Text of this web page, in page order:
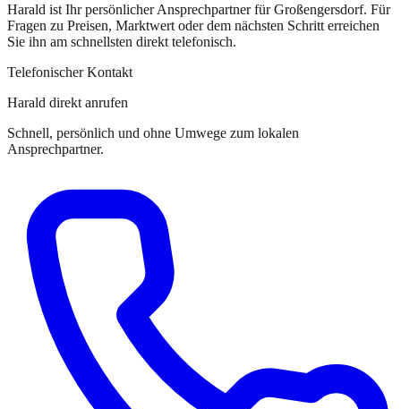
Harald ist Ihr persönlicher Ansprechpartnerfür Großengersdorf. Für
Fragen zu Preisen, Marktwert oder dem nächsten Schritt erreichen
Sie ihn am schnellsten direkt telefonisch.
Telefonischer Kontakt
Harald direkt anrufen
Schnell, persönlich und ohne Umwege zum lokalen
Ansprechpartner.